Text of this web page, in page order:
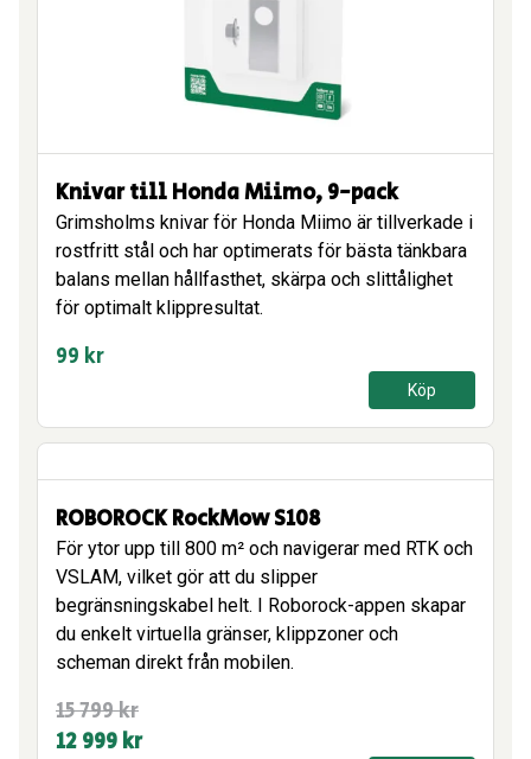
Knivar till Honda Miimo, 9-pack
Grimsholms knivar för Honda Miimo är tillverkade i
rostfritt stål och har optimerats för bästa tänkbara
balans mellan hållfasthet, skärpa och slittålighet
för optimalt klippresultat.
99 kr
Köp
ROBOROCK RockMow S108
För ytor upp till 800 m² och navigerar med RTK och
VSLAM, vilket gör att du slipper
begränsningskabel helt. I Roborock-appen skapar
du enkelt virtuella gränser, klippzoner och
scheman direkt från mobilen.
15 799kr
Det
ursprungliga
12 999kr
Det
nuvarande